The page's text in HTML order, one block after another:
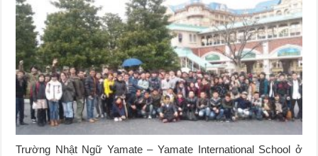
Trường Nhật Ngữ Yamate – Yamate International School ở